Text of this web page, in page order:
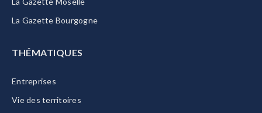
La Gazette Bourgogne
THÉMATIQUES
Entreprises
Vie des territoires